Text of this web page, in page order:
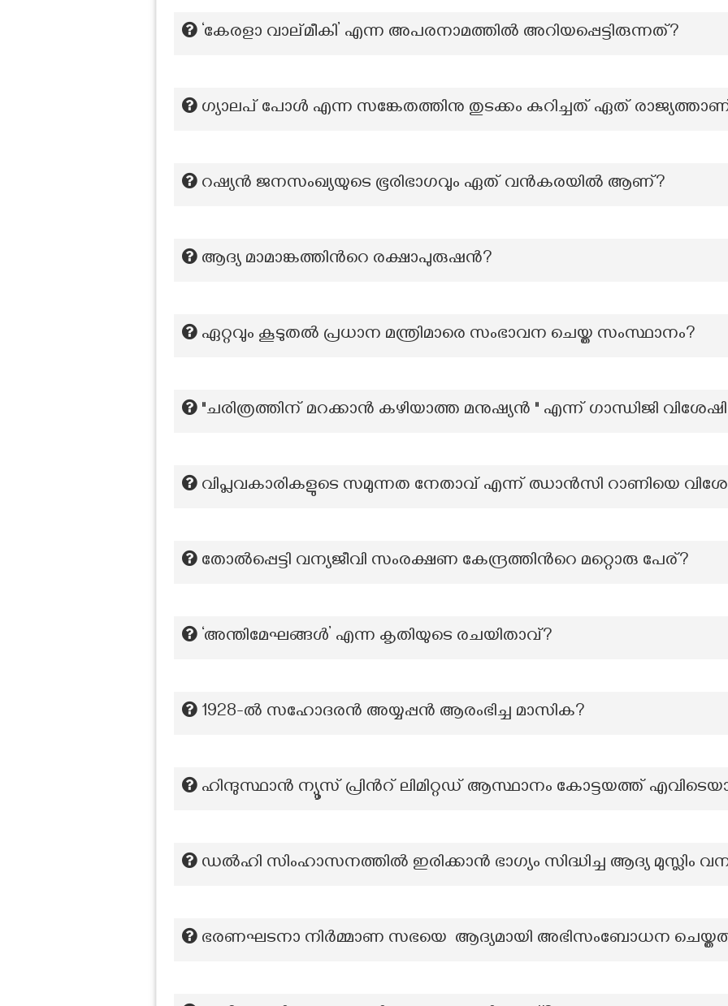
‘കേരളാ വാല്മീകി’ എന്ന അപരനാമത്തില്‍ അറിയപ്പെട്ടിരുന്നത്?
ഗ്യാലപ് പോൾ എന്ന സങ്കേതത്തിനു തുടക്കം കുറിച്ചത് ഏത്
റഷ്യൻ ജനസംഖ്യയുടെ ഭൂരിഭാഗവും ഏത് വൻകരയിൽ ആണ്?
ആദ്യ മാമാങ്കത്തിന്‍റെ രക്ഷാപുരുഷൻ?
ഏറ്റവും കൂടുതൽ പ്രധാന മന്ത്രിമാരെ സംഭാവന ചെയ്ത സംസ്ഥാനം?
"ചരിത്രത്തിന് മറക്കാൻ കഴിയാത്ത മനുഷ്യൻ " എന്ന് ഗാന്ധിജി
വിപ്ലവകാരികളുടെ സമുന്നത നേതാവ് എന്ന് ഝാൻസി റാണിയെ
തോല്‍പ്പെട്ടി വന്യജീവി സംരക്ഷണ കേന്ദ്രത്തിന്‍റെ മറ്റൊരു പേര്?
‘അന്തിമേഘങ്ങൾ’ എന്ന കൃതിയുടെ രചയിതാവ്?
1928-ല്‍ സഹോദരന്‍ അയ്യപ്പന്‍ ആരംഭിച്ച മാസിക?
ഹിന്ദുസ്ഥാൻ ന്യൂസ് പ്രിൻറ് ലിമിറ്റഡ് ആസ്ഥാനം കോട്ടയത്ത്
ഡല്‍ഹി സിംഹാസനത്തില്‍ ഇരിക്കാന്‍ ഭാഗ്യം സിദ്ധിച്ച ആദ്യ മുസ്ലിം
ഭരണഘടനാ നിർമ്മാണ സഭയെ ആദ്യമായി അഭിസംബോധന